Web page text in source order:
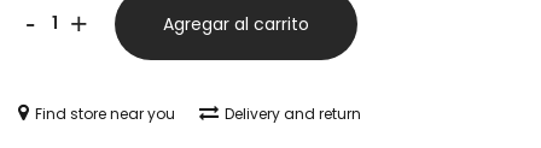
-
Pro2
+ Agregar al carrito
Find store near you Delivery and return